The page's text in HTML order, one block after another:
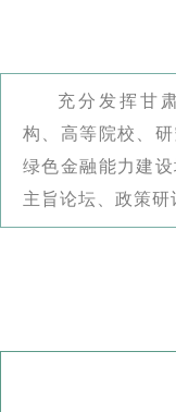
充分发挥甘
构、高等院校、
绿色金融能力建
主旨论坛、政策研